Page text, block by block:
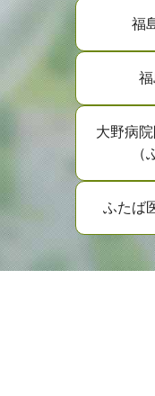
福
大野病
（
ふたば